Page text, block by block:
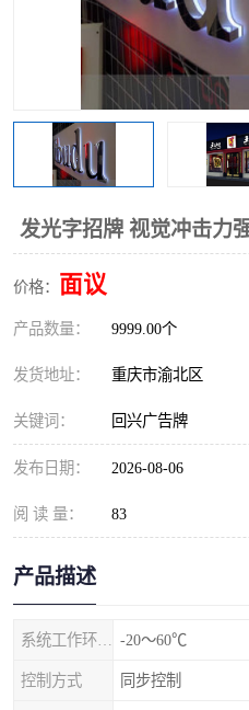
发光字招牌 视觉冲击力
价格： 面议
产品数量： 9999.00个
发货地址： 重庆市渝北区
关键词： 回兴广告牌
发布日期： 2026-08-06
阅 读 量： 83
产品描述
-20～60℃
控制方式 同步控制